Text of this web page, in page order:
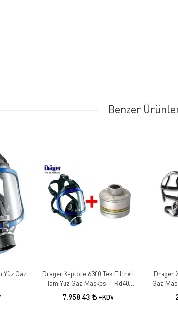
Benzer
Yüz Gaz
Drager X-plore 6300 Tek Filtreli
Tam Yüz Gaz Maskesi + Rd40
A2b2e2k1 Filtresi
7.958,43 +KDV
Drager
Gaz